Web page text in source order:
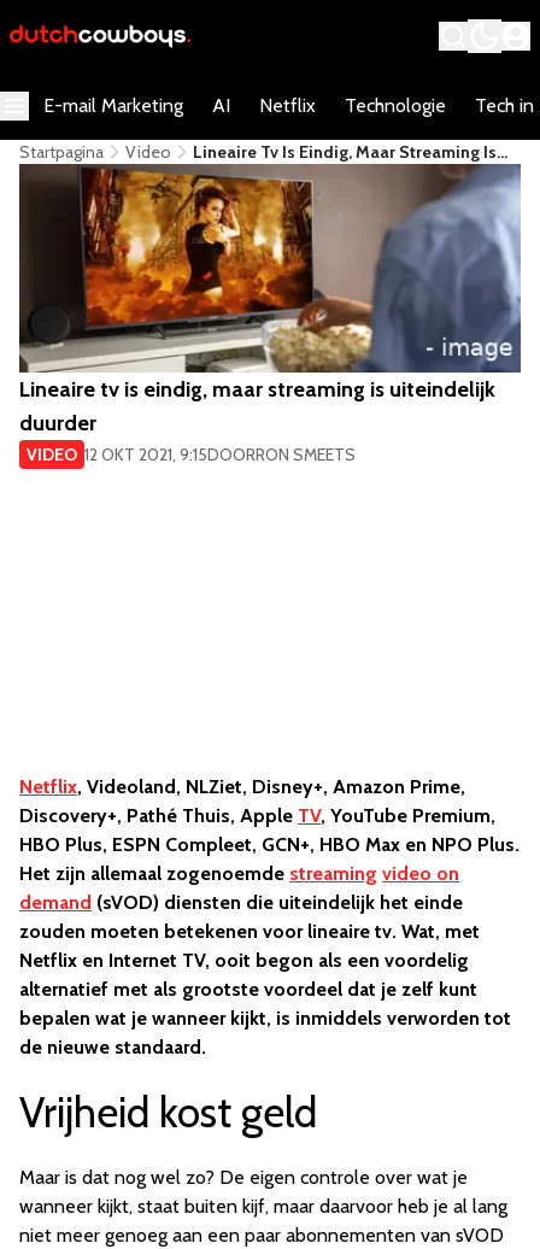
E-mail Marketing AI Netflix Technologie Tech in
Startpagina Video
Lineaire Tv Is Eindig, Maar Streaming Is
Uiteindelijk Duurder
Lineaire tv is eindig, maar streaming is uiteindelijk
duurder
VIDEO 12 OKT 2021, 9:15DOORRON SMEETS
Netflix, Videoland, NLZiet, Disney+, Amazon Prime,
Discovery+, Pathé Thuis, Apple TV, YouTube Premium,
HBO Plus, ESPN Compleet, GCN+, HBO Max en NPO Plus.
Het zijn allemaal zogenoemde streaming video on
demand (sVOD) diensten die uiteindelijk het einde
zouden moeten betekenen voor lineaire tv. Wat, met
Netflix en Internet TV, ooit begon als een voordelig
alternatief met als grootste voordeel dat je zelf kunt
bepalen wat je wanneer kijkt, is inmiddels verworden tot
de nieuwe standaard.
Vrijheid kost geld
Maar is dat nog wel zo? De eigen controle over wat je
wanneer kijkt, staat buiten kijf, maar daarvoor heb je al lang
niet meer genoeg aan een paar abonnementen van sVOD